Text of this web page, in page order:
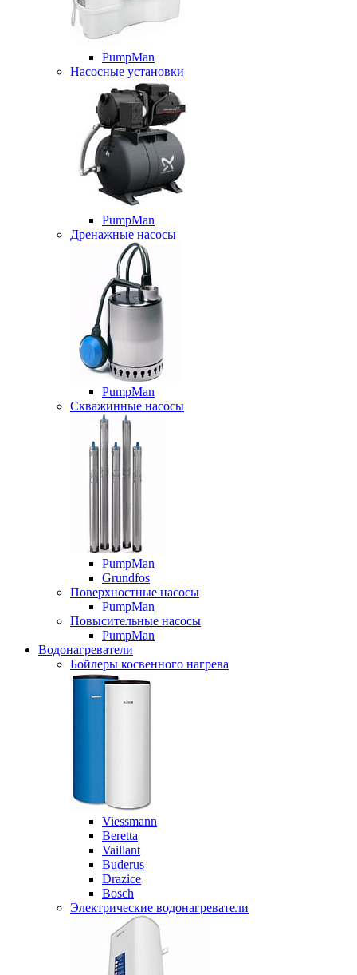
PumpMan
Насосные установки
PumpMan
Дренажные насосы
PumpMan
Скважинные насосы
PumpMan
Grundfos
Поверхностные насосы
PumpMan
Повысительные насосы
PumpMan
Водонагреватели
Бойлеры косвенного нагрева
Viessmann
Beretta
Vaillant
Buderus
Drazice
Bosch
Электрические водонагреватели